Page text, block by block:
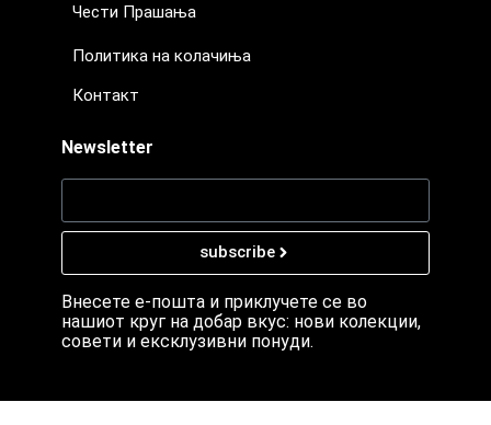
Чести Прашања
Политика на колачиња
Контакт
Newsletter
subscribe
Внесете е-пошта и приклучете се во
нашиот круг на добар вкус: нови колекции,
совети и ексклузивни понуди.